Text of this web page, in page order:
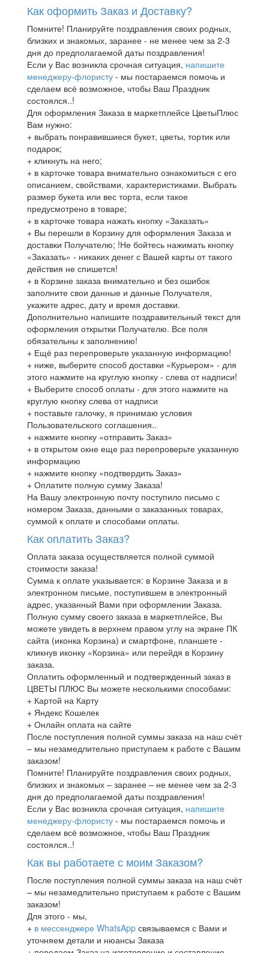
Как оформить Заказ и Доставку?
Помните! Планируйте поздравления своих родных,
близких и знакомых, заранее - не менее чем за 2-3
дня до предполагаемой даты поздравления!
Если у Вас возникла срочная ситуация, напишите
менеджеру-флористу - мы постараемся помочь и
сделаем всё возможное, чтобы Ваш Праздник
состоялся..!
Для оформления Заказа в маркетплейсе ЦветыПлюс
Вам нужно:
+ выбрать понравившиеся букет, цветы, тортик или
подарок;
+ кликнуть на него;
+ в карточке товара внимательно ознакомиться с его
описанием, свойствами, характеристиками. Выбрать
размер букета или вес торта, если такое
предусмотрено в товаре;
+ в карточке товара нажать кнопку «Заказать»
+ Вы перешли в Корзину для оформления Заказа и
доставки Получателю; !Не бойтесь нажимать кнопку
«Заказать» - никаких денег с Вашей карты от такого
действия не спишется!
+ в Корзине заказа внимательно и без ошибок
заполните свои данные и данные Получателя,
укажите адрес, дату и время доставки.
Дополнительно напишите поздравительный текст для
оформления открытки Получателю. Все поля
обязательны к заполнению!
+ Ещё раз перепроверьте указанную информацию!
+ ниже, выберите способ доставки «Курьером» - для
этого нажмите на круглую кнопку - слева от надписи!
+ Выберите способ оплаты - для этого нажмите на
круглую кнопку слева от надписи
+ поставьте галочку, я принимаю условия
Пользовательского соглашения..
+ нажмите кнопку «отправить Заказ»
+ в открытом окне еще раз перепроверьте указанную
информацию
+ нажмите кнопку «подтвердить Заказ»
+ Оплатите полную сумму Заказа!
На Вашу электронную почту поступило письмо с
номером Заказа, данными о заказанных товарах,
суммой к оплате и способами оплаты.
Как оплатить Заказ?
Оплата заказа осуществляется полной суммой
стоимости заказа!
Сумма к оплате указывается: в Корзине Заказа и в
электронном письме, поступившем в электронный
адрес, указанный Вами при оформлении Заказа.
Полную сумму своего заказа в маркетплейсе, Вы
можете увидеть в верхнем правом углу на экране ПК
сайта (иконка Корзина) и смартфоне, планшете -
кликнув иконку «Корзина» или перейдя в Корзину
заказа.
Оплатить оформленный и подтвержденный заказ в
ЦВЕТЫ ПЛЮС Вы можете несколькими способами:
+ Картой на Карту
+ Яндекс Кошелек
+ Онлайн оплата на сайте
После поступления полной суммы заказа на наш счёт
– мы незамедлительно приступаем к работе с Вашим
заказом!
Помните! Планируйте поздравления своих родных,
близких и знакомых – заранее – не менее чем за 2-3
дня до предполагаемой даты поздравления!
Если у Вас возникла срочная ситуация, напишите
менеджеру-флористу - мы постараемся помочь и
сделаем всё возможное, чтобы Ваш Праздник
состоялся..!
Как вы работаете с моим Заказом?
После поступления полной суммы заказа на наш счёт
– мы незамедлительно приступаем к работе с Вашим
заказом!
Для этого - мы,
+ в мессенджере WhatsApp связываемся с Вами и
уточняем детали и нюансы Заказа